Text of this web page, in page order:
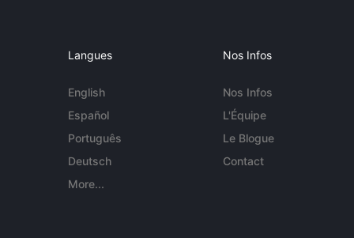
Langues
English
Español
Português
Deutsch
More...
Nos Infos
Nos Infos
L'Équipe
Le Blogue
Contact